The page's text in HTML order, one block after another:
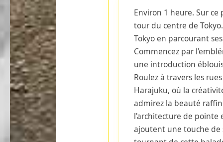
Environ 1 heure. Sur ce
tour du centre de
Tokyo en parcourant
Commencez par
une introduction
Roulez à travers les
Harajuku, où la
admirez la beauté
l'architecture de pointe
ajoutent une touche de